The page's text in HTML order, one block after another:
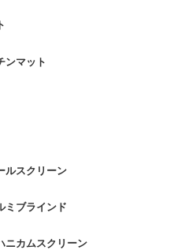
ンマット
ルスクリーン
ミブラインド
ニカムスクリーン